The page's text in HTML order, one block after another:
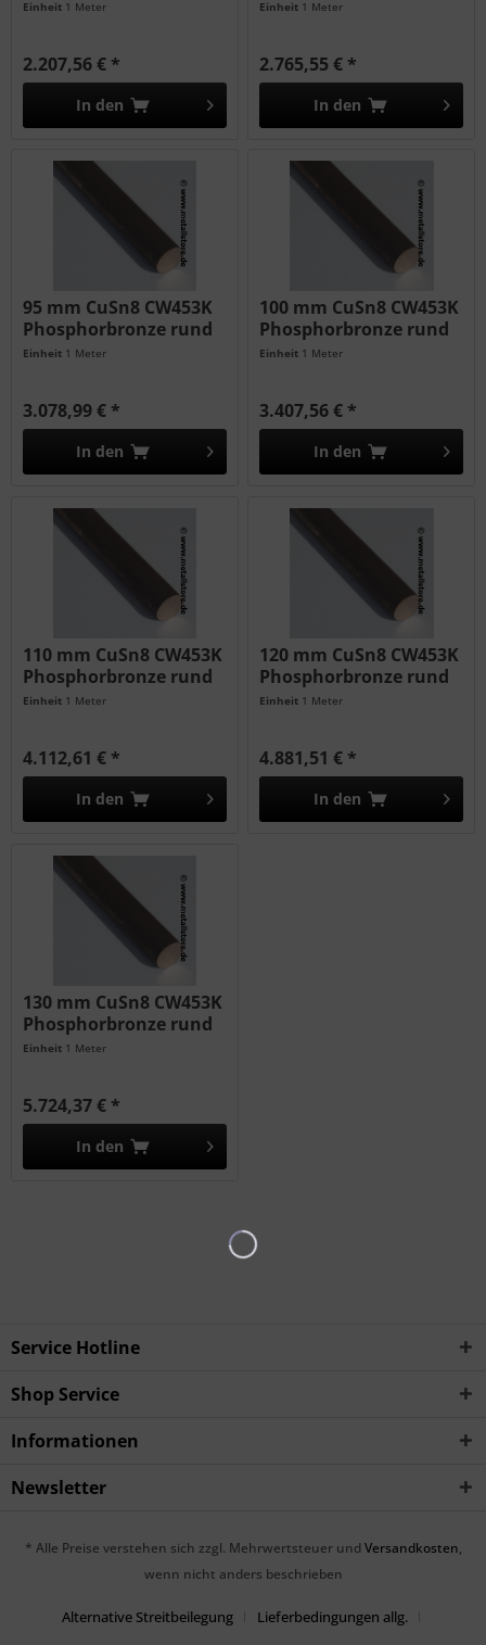
Einheit 1 Meter
2.207,56 € *
In den
Einheit 1 Meter
2.765,55 € *
In den
95 mm CuSn8 CW453K
Phosphorbronze rund
Einheit 1 Meter
3.078,99 € *
In den
100 mm CuSn8 CW453K
Phosphorbronze rund
Einheit 1 Meter
3.407,56 € *
In den
110 mm CuSn8 CW453K
Phosphorbronze rund
Einheit 1 Meter
4.112,61 € *
In den
120 mm CuSn8 CW453K
Phosphorbronze rund
Einheit 1 Meter
4.881,51 € *
In den
130 mm CuSn8 CW453K
Phosphorbronze rund
Einheit 1 Meter
5.724,37 € *
In den
Service Hotline
Shop Service
Informationen
Newsletter
* Alle Preise verstehen sich zzgl. Mehrwertsteuer und Versandkosten,
wenn nicht anders beschrieben
Alternative Streitbeilegung
Lieferbedingungen allg.